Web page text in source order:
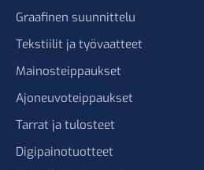
Graafinen suunnittelu
Tekstiilit ja työvaatteet
Mainosteippaukset
Ajoneuvoteippaukset
Tarrat ja tulosteet
Digipainotuotteet